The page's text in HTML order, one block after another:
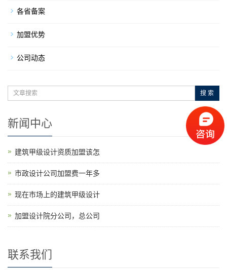
各省备案
加盟优势
公司动态
搜 索
新闻中心
建筑甲级设计资质加盟该怎
市政设计公司加盟费一年多
现在市场上的建筑甲级设计
加盟设计院分公司，总公司
联系我们